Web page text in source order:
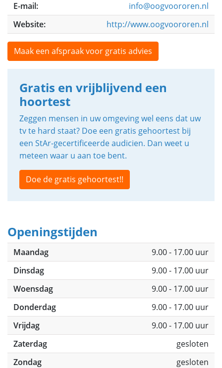
E-mail:
info@oogvoororen.nl
Website:
http://www.oogvoororen.nl
Maak een afspraak voor gratis advies
Gratis en vrijblijvend een
hoortest
Zeggen mensen in uw omgeving wel eens dat uw
tv te hard staat? Doe een gratis gehoortest bij
een StAr-gecertificeerde audicien. Dan weet u
meteen waar u aan toe bent.
Doe de gratis gehoortest!!
Openingstijden
Maandag
9.00 - 17.00 uur
Dinsdag
9.00 - 17.00 uur
Woensdag
9.00 - 17.00 uur
Donderdag
9.00 - 17.00 uur
Vrijdag
9.00 - 17.00 uur
Zaterdag
gesloten
Zondag
gesloten